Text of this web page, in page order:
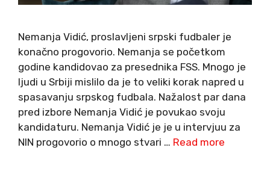
Nemanja Vidić, proslavljeni srpski fudbaler je
konačno progovorio. Nemanja se početkom
godine kandidovao za presednika FSS. Mnogo je
ljudi u Srbiji mislilo da je to veliki korak napred u
spasavanju srpskog fudbala. Nažalost par dana
pred izbore Nemanja Vidić je povukao svoju
kandidaturu. Nemanja Vidić je je u intervjuu za
NIN progovorio o mnogo stvari … Read more